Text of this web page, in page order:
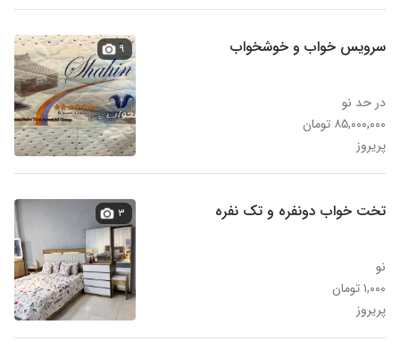
سرویس خواب و خوشخواب
در حد نو
۸۵,۰۰۰,۰۰۰ تومان
پریروز
۹
تخت خواب دونفره و تک نفره
نو
۱,۰۰۰ تومان
پریروز
۳